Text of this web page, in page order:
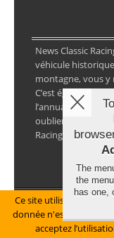
News Classic
véhicule
montagne, vous y
C’est également
l’annuaire des
oublier les petites
Racing Annonces.
Mentions légales
© Copyright
Ce site utilise des
donnée n'est collectée
acceptez
The
the
has one,